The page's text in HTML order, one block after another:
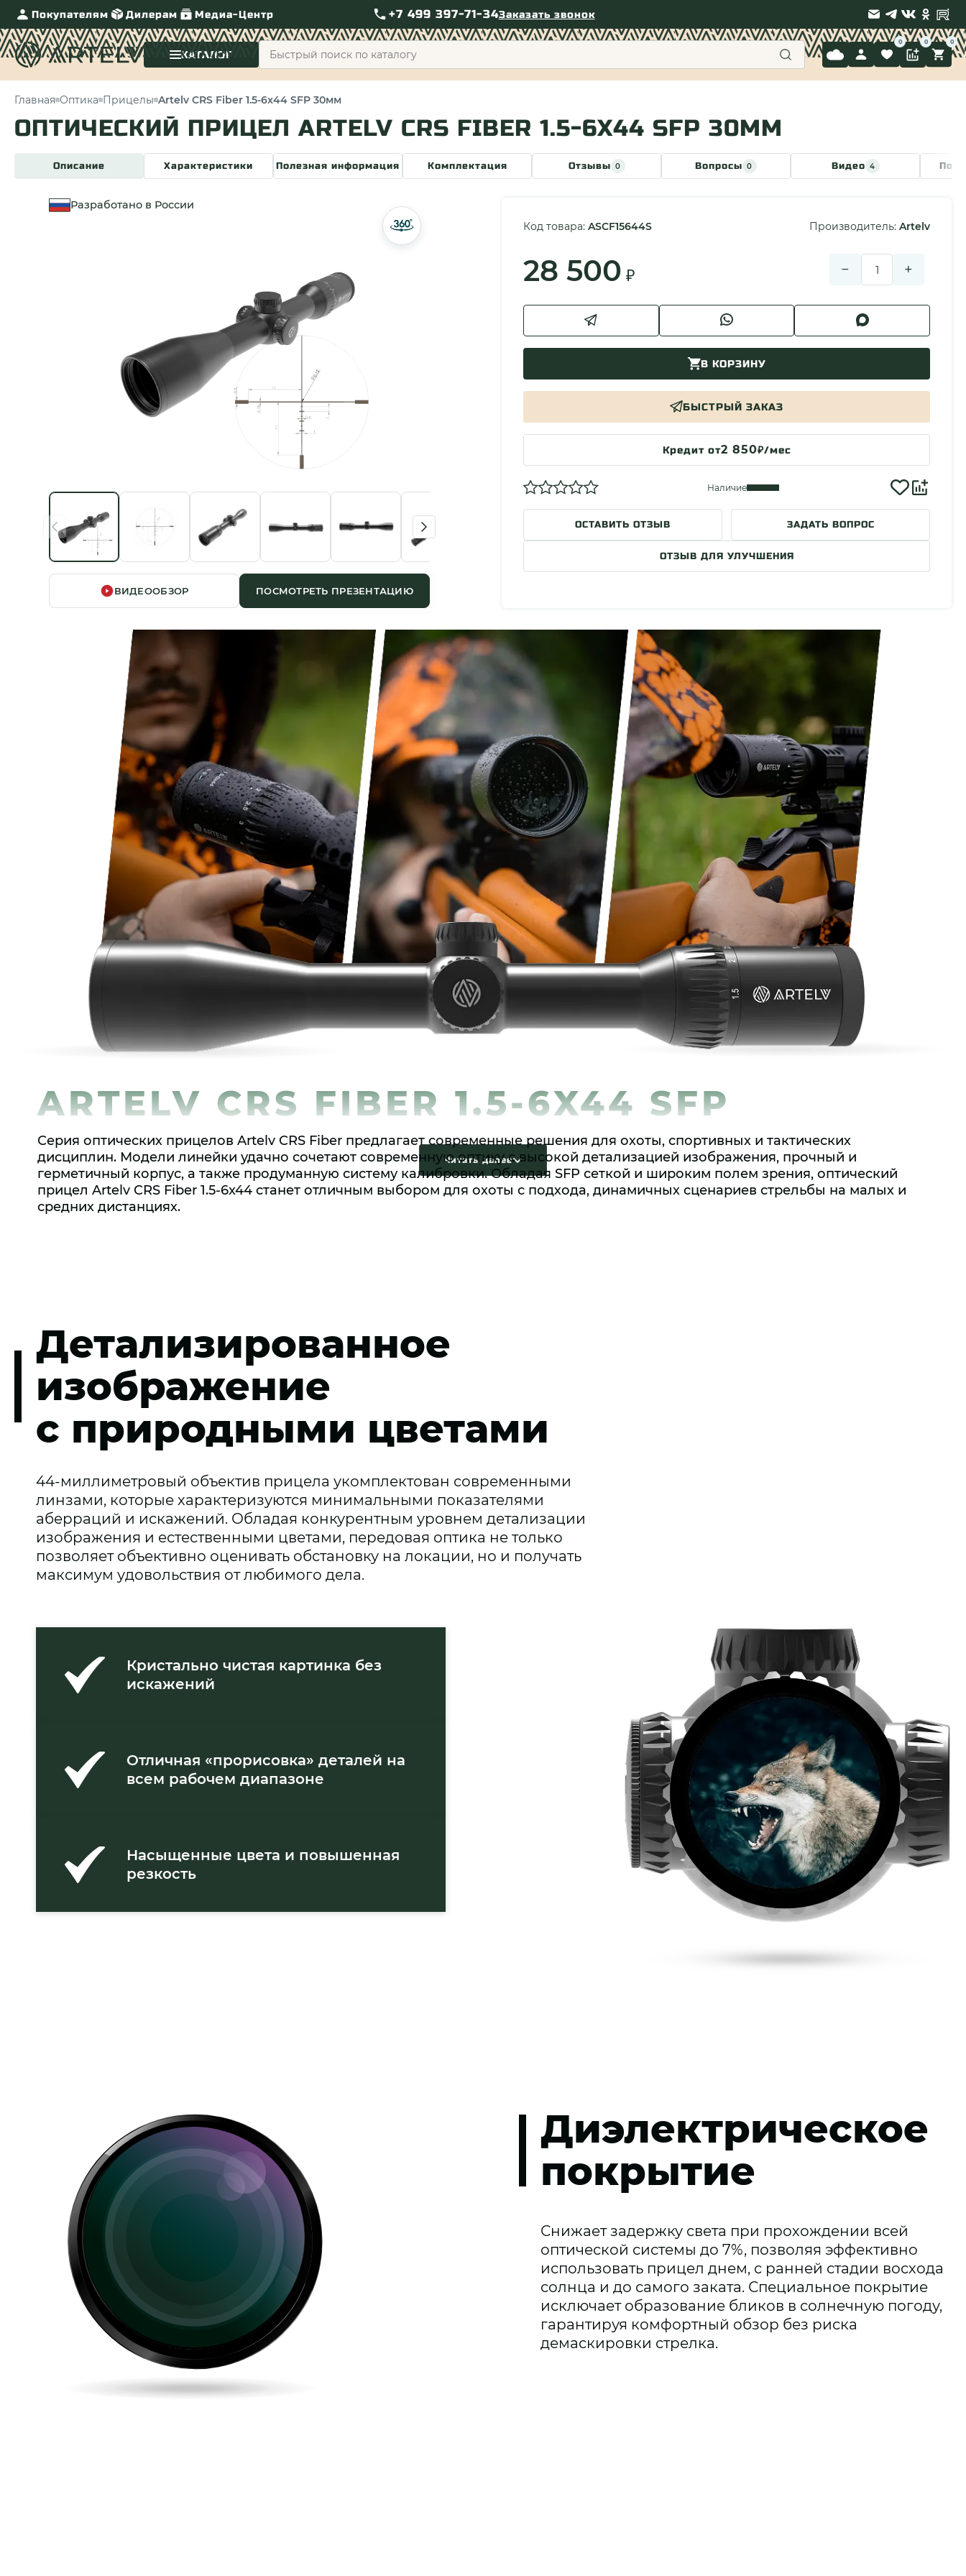
Покупателям Дилерам Медиа-Центр +7 499 397-71-34Заказать звонок
КАТАЛОГ
Главная Оптика Прицелы Artelv CRS Fiber 1.5-6x44 SFP 30мм
ОПТИЧЕСКИЙ ПРИЦЕЛ ARTELV CRS FIBER 1.5-6X44 SFP 30ММ
Описание Характеристики Полезная информация Комплектация Отзывы 0 Вопросы 0 Видео 4
Разработано в России
ВИДЕООБЗОР ПОСМОТРЕТЬ ПРЕЗЕНТАЦИЮ
Код товара: ASCF15644S Производитель: Artelv
28 500 ₽ − +
В КОРЗИНУ
БЫСТРЫЙ ЗАКАЗ
Кредит от2 850₽/мес
Наличие
ОСТАВИТЬ ОТЗЫВ ЗАДАТЬ ВОПРОС
ОТЗЫВ ДЛЯ УЛУЧШЕНИЯ
ARTELV CRS FIBER 1.5-6X44 SFP
Серия оптических прицелов Artelv CRS Fiber предлагает современные решения для охоты, спортивных и тактических
дисциплин. Модели линейки удачно сочетают современную оптику с высокой детализацией изображения, прочный и
герметичный корпус, а также продуманную систему калибровки. Обладая SFP сеткой и широким полем зрения, оптический
прицел Artelv CRS Fiber 1.5-6x44 станет отличным выбором для охоты с подхода, динамичных сценариев стрельбы на малых и
средних дистанциях.
Детализированное
изображение
с природными цветами
44-миллиметровый объектив прицела укомплектован современными
линзами, которые характеризуются минимальными показателями
аберраций и искажений. Обладая конкурентным уровнем детализации
изображения и естественными цветами, передовая оптика не только
позволяет объективно оценивать обстановку на локации, но и получать
максимум удовольствия от любимого дела.
Кристально чистая картинка без
искажений
Отличная «прорисовка» деталей на
всем рабочем диапазоне
Насыщенные цвета и повышенная
резкость
Диэлектрическое
покрытие
Снижает задержку света при прохождении всей
оптической системы до 7%, позволяя эффективно
использовать прицел днем, с ранней стадии восхода
солнца и до самого заката. Специальное покрытие
исключает образование бликов в солнечную погоду,
гарантируя комфортный обзор без риска
демаскировки стрелка.
Читать далее